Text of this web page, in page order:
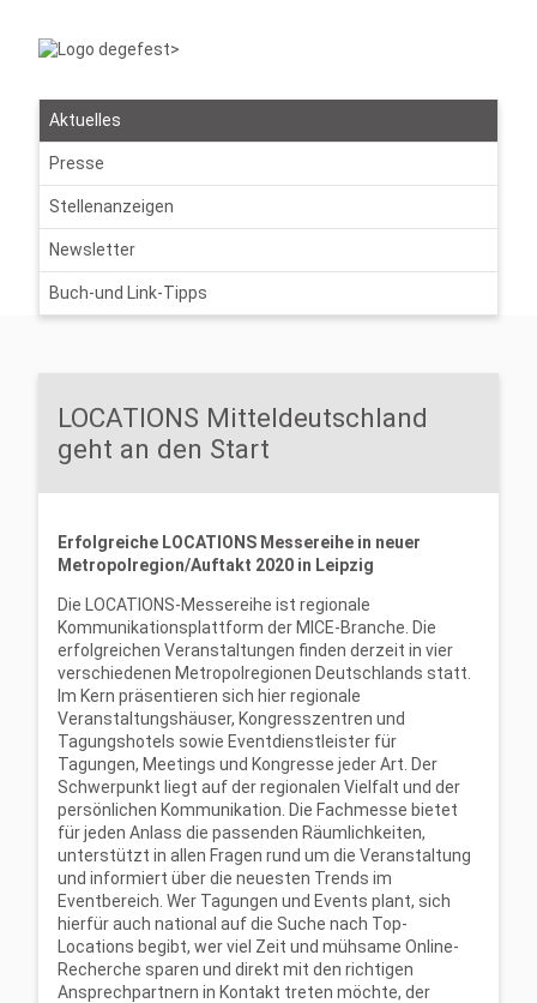
Aktuelles
Presse
Stellenanzeigen
Newsletter
Buch-und Link-Tipps
LOCATIONS Mitteldeutschland
geht an den Start
Erfolgreiche LOCATIONS Messereihe in neuer
Metropolregion/Auftakt 2020 in Leipzig
Die LOCATIONS-Messereihe ist regionale
Kommunikationsplattform der MICE-Branche. Die
erfolgreichen Veranstaltungen finden derzeit in vier
verschiedenen Metropolregionen Deutschlands statt.
Im Kern präsentieren sich hier regionale
Veranstaltungshäuser, Kongresszentren und
Tagungshotels sowie Eventdienstleister für
Tagungen, Meetings und Kongresse jeder Art. Der
Schwerpunkt liegt auf der regionalen Vielfalt und der
persönlichen Kommunikation. Die Fachmesse bietet
für jeden Anlass die passenden Räumlichkeiten,
unterstützt in allen Fragen rund um die Veranstaltung
und informiert über die neuesten Trends im
Eventbereich. Wer Tagungen und Events plant, sich
hierfür auch national auf die Suche nach Top-
Locations begibt, wer viel Zeit und mühsame Online-
Recherche sparen und direkt mit den richtigen
Ansprechpartnern in Kontakt treten möchte, der